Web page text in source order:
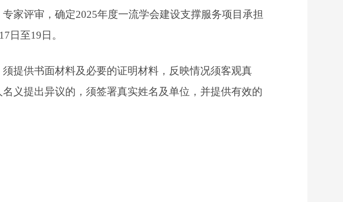
家评审，确定2025年度一流学会建设支撑服务项目承担
日至19 日。
提供书面材料及必要的证明材料，反映情况须客观真
义提出异议的，须签署真实姓名及单位，并提供有效的